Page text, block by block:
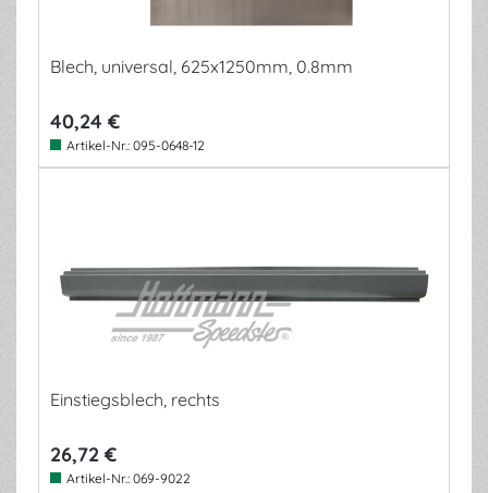
Blech, universal, 625x1250mm, 0.8mm
40,24 €
Artikel-Nr.: 095-0648-12
Einstiegsblech, rechts
26,72 €
Artikel-Nr.: 069-9022